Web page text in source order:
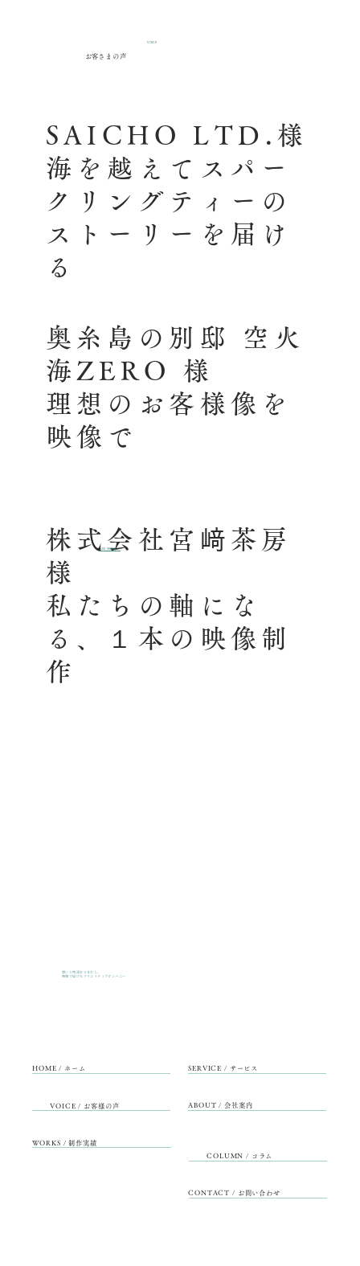
​お客さまの声
VOICE
SAICHO LTD.様
海を越えてスパー
クリングティーの
ストーリーを届け
る
奥糸島の別邸 空火
海ZERO 様
理想のお客様像を
映像で
株式会社宮﨑茶房
様
私たちの軸にな
る、１本の映像制
作
SEE MORE →
HOME / ホーム
VOICE / お客様の声
WORKS / 制作実績
SERVICE / サービス
ABOUT / 会社案内
COLUMN / コラム
CONTACT / お問い合わせ
想いと物語をひきだし、
映像で届けるクリエイティブカンパニー